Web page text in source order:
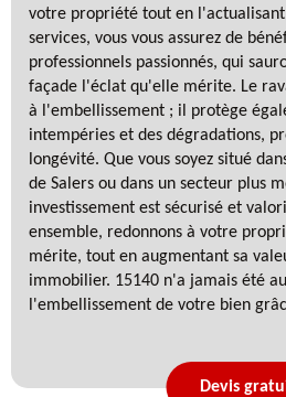
votre propriété tout en
services, vous vous assurez de
professionnels passionnés, qui
façade l'éclat qu'elle mérite. Le
à l'embellissement ; il protège
intempéries et des dégradations,
longévité. Que vous soyez situé
de Salers ou dans un secteur plus
investissement est sécurisé et
ensemble, redonnons à votre
mérite, tout en augmentant sa
immobilier. 15140 n'a jamais été
l'embellissement de votre bien
Devis